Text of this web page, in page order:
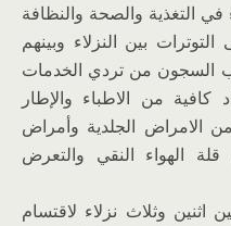
التغذية والصحة والنظافة
بين النزلاء وبينهم
السجون من تردي الخدمات
كافية من الاطباء والإطار
الامراض الجلدية وأمراض
الهواء النقي والتعرض
وثلاث نزلاء لاقتسام